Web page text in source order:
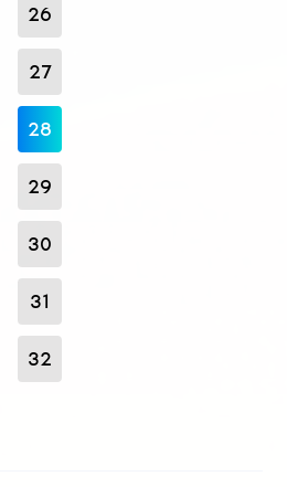
26
27
28
29
30
31
32